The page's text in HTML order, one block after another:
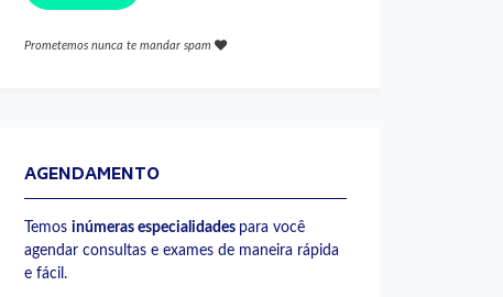
Prometemos nunca te mandar spam
AGENDAMENTO
Temos inúmeras especialidades para você
agendar consultas e exames de maneira rápida
e fácil.